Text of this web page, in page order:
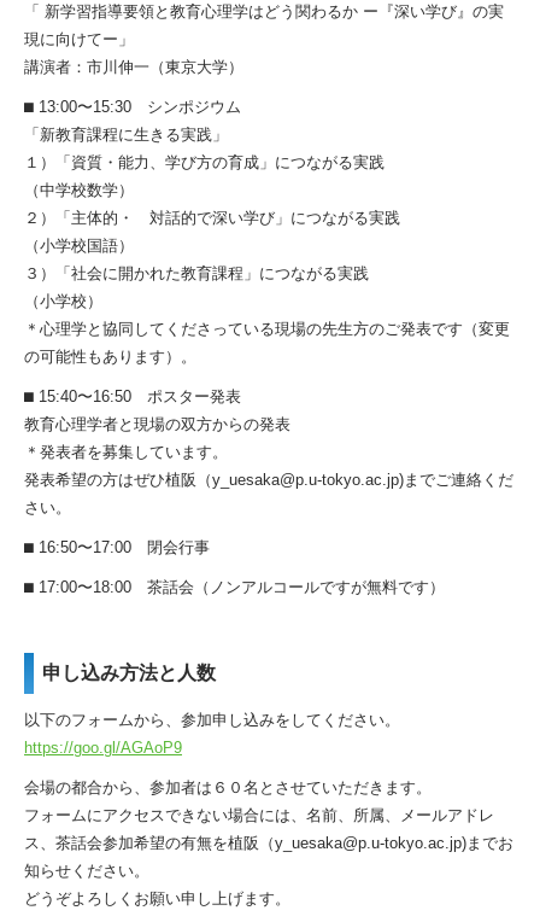
「 新学習指導要領と教育心理学はどう関わるか ー『深い学び』の実
現に向けてー」
講演者：市川伸一（東京大学）
⬛︎ 13:00〜15:30 シンポジウム
「新教育課程に生きる実践」
１）「資質・能力、学び方の育成」につながる実践
（中学校数学）
２）「主体的・ 対話的で深い学び」につながる実践
（小学校国語）
３）「社会に開かれた教育課程」につながる実践
（小学校）
＊心理学と協同してくださっている現場の先生方のご発表です（変更
の可能性もあります）。
⬛︎ 15:40〜16:50 ポスター発表
教育心理学者と現場の双方からの発表
＊発表者を募集しています。
発表希望の方はぜひ植阪（y_uesaka@p.u-tokyo.ac.jp)までご連絡くだ
さい。
⬛︎ 16:50〜17:00 閉会行事
⬛︎ 17:00〜18:00 茶話会（ノンアルコールですが無料です）
申し込み方法と人数
以下のフォームから、参加申し込みをしてください。
https://goo.gl/AGAoP9
会場の都合から、参加者は６０名とさせていただきます。
フォームにアクセスできない場合には、名前、所属、メールアドレ
ス、茶話会参加希望の有無を植阪（y_uesaka@p.u-tokyo.ac.jp)までお
知らせください。
どうぞよろしくお願い申し上げます。